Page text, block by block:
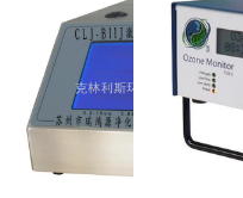
数据达标，
彰显绿色开
发成效
局推荐环境
大气采样器
型号